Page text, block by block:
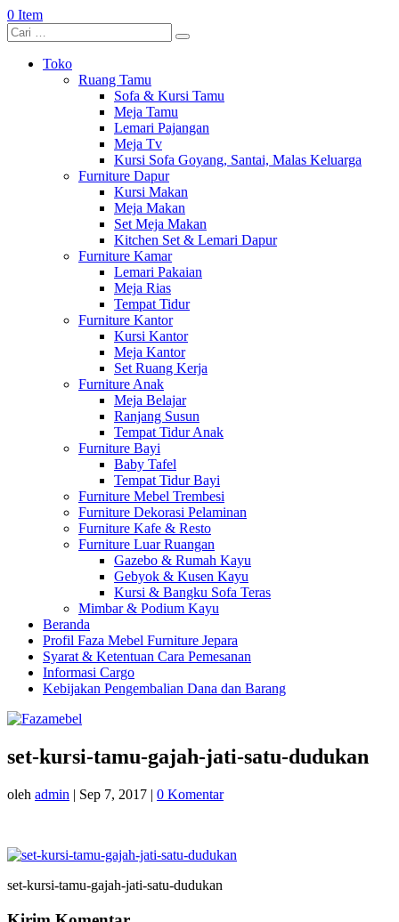
0 Item
Toko
Ruang Tamu
Sofa & Kursi Tamu
Meja Tamu
Lemari Pajangan
Meja Tv
Kursi Sofa Goyang, Santai, Malas Keluarga
Furniture Dapur
Kursi Makan
Meja Makan
Set Meja Makan
Kitchen Set & Lemari Dapur
Furniture Kamar
Lemari Pakaian
Meja Rias
Tempat Tidur
Furniture Kantor
Kursi Kantor
Meja Kantor
Set Ruang Kerja
Furniture Anak
Meja Belajar
Ranjang Susun
Tempat Tidur Anak
Furniture Bayi
Baby Tafel
Tempat Tidur Bayi
Furniture Mebel Trembesi
Furniture Dekorasi Pelaminan
Furniture Kafe & Resto
Furniture Luar Ruangan
Gazebo & Rumah Kayu
Gebyok & Kusen Kayu
Kursi & Bangku Sofa Teras
Mimbar & Podium Kayu
Beranda
Profil Faza Mebel Furniture Jepara
Syarat & Ketentuan Cara Pemesanan
Informasi Cargo
Kebijakan Pengembalian Dana dan Barang
set-kursi-tamu-gajah-jati-satu-dudukan
oleh admin | Sep 7, 2017 | 0 Komentar
set-kursi-tamu-gajah-jati-satu-dudukan